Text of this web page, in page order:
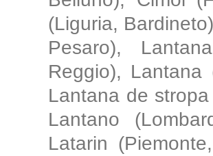
(Liguria,
Pesaro),
Reggio), Lantana
Lantana de
Lantano
Latarin